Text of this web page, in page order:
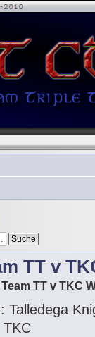
TT v
Team TT v TKC
Talledega
TKC